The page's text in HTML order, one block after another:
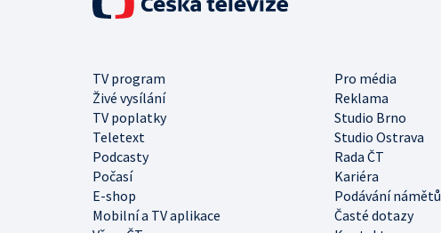
TV program
Pro média
Živé vysílání
Reklama
TV poplatky
Studio Brno
Teletext
Studio Ostrava
Podcasty
Rada ČT
Počasí
Kariéra
E-shop
Podávání námětů
Mobilní a TV aplikace
Časté dotazy